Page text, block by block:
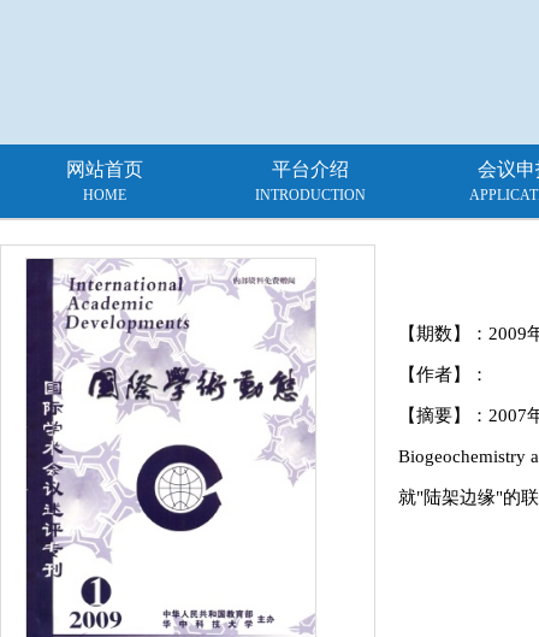
网站首页
HOME
平台介绍
INTRODUCTION
会议申
【期数】： 2009
【作者】：
【摘要】：
Biogeochemistry
就"陆架边缘"的